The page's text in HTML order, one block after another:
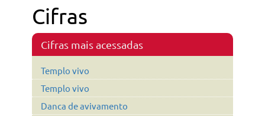
Cifras
Cifras mais acessadas
Templo vivo
Templo vivo
Danca de avivamento